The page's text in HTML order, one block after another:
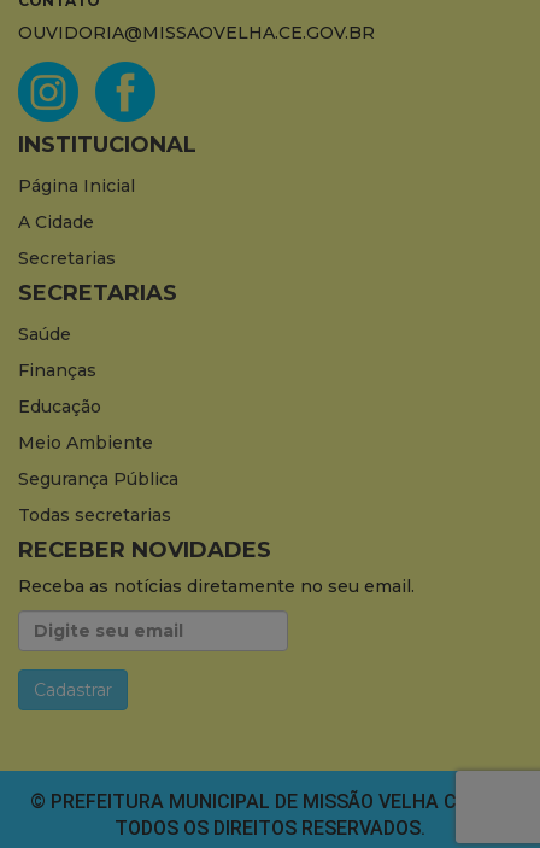
OUVIDORIA@MISSAOVELHA.CE.GOV.BR
INSTITUCIONAL
Página Inicial
A Cidade
Secretarias
SECRETARIAS
Saúde
Finanças
Educação
Meio Ambiente
Segurança Pública
Todas secretarias
RECEBER NOVIDADES
Receba as notícias diretamente no seu email.
© PREFEITURA MUNICIPAL DE MISSÃO VELHA CEARÁ.
TODOS OS DIREITOS RESERVADOS.